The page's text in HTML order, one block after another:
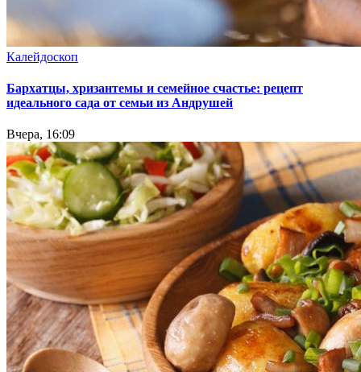
Калейдоскоп
Бархатцы, хризантемы и семейное счастье: рецепт
идеального сада от семьи из Андрушей
Вчера, 16:09